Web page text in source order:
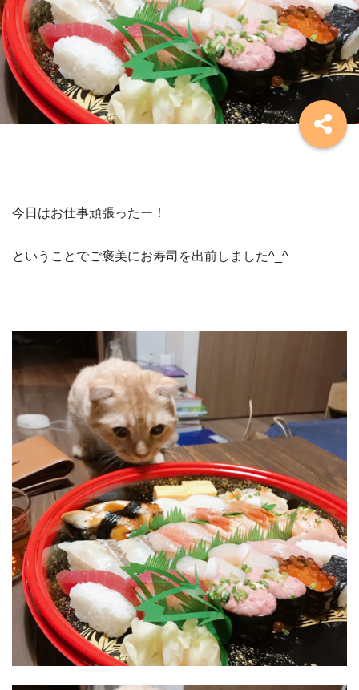
今日はお仕事頑張ったー！
ということでご褒美にお寿司を出前しました^_^